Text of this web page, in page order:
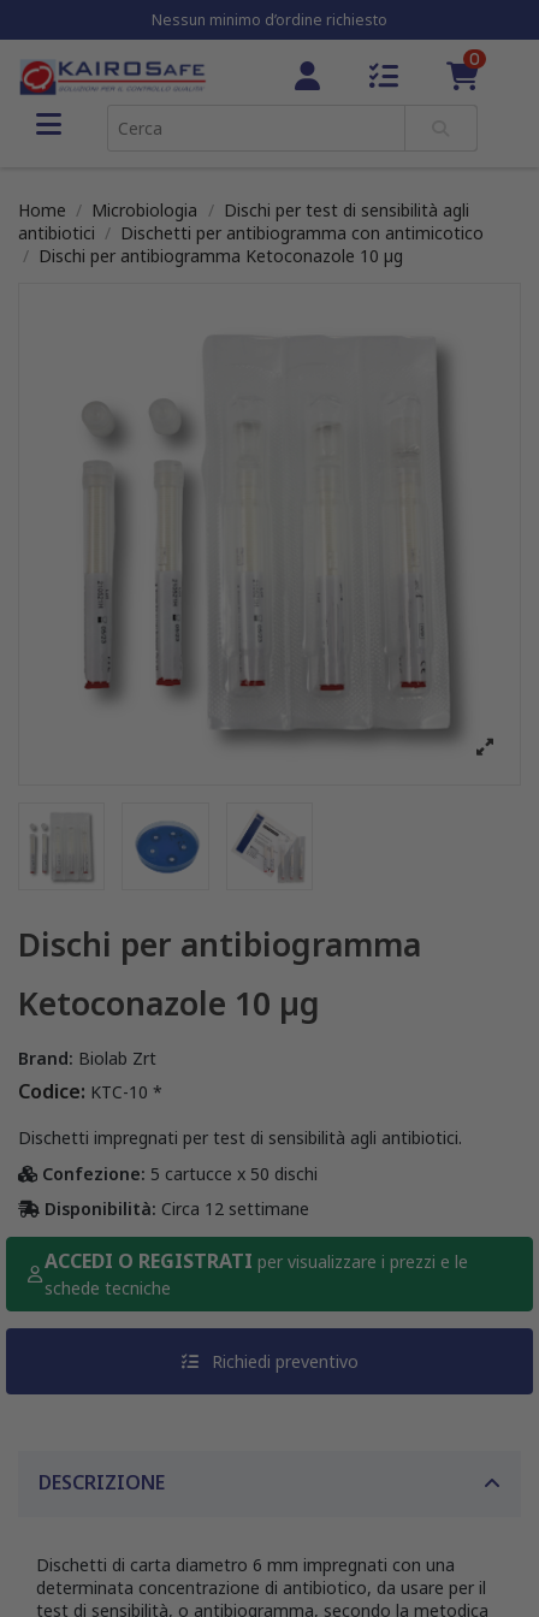
Nessun minimo d’ordine richiesto
0
Home Microbiologia
Dischi per test di sensibilità agli
antibiotici
Dischetti per antibiogramma con antimicotico
Dischi per antibiogramma Ketoconazole 10 µg
Dischi per antibiogramma
Ketoconazole 10 µg
Brand: Biolab Zrt
Codice: KTC-10 *
Dischetti impregnati per test di sensibilità agli antibiotici.
Confezione: 5 cartucce x 50 dischi
Disponibilità: Circa 12 settimane
ACCEDI O REGISTRATI per visualizzare i prezzi e le
schede tecniche
Richiedi preventivo
DESCRIZIONE
Dischetti di carta diametro 6 mm impregnati con una
determinata concentrazione di antibiotico, da usare per il
test di sensibilità, o antibiogramma, secondo la metodica